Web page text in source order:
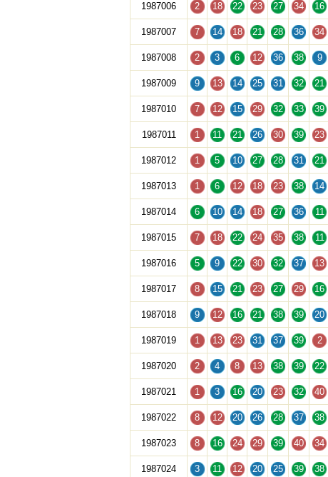
1987006 2 18 22 23 27 34 16
1987007 7 14 18 21 28 36 34
1987008 2 3 6 12 36 38 9
1987009 9 13 14 25 31 32 21
1987010 7 12 15 29 32 33 39
1987011 1 11 21 26 30 39 23
1987012 1 5 10 27 28 31 21
1987013 1 6 12 18 23 38 14
1987014 6 10 14 18 27 36 11
1987015 7 18 22 24 35 38 11
1987016 5 9 22 30 32 37 13
1987017 8 15 21 23 27 29 16
1987018 9 12 16 21 38 39 20
1987019 1 13 23 31 37 39 2
1987020 2 4 8 13 38 39 22
1987021 1 3 16 20 23 32 40
1987022 8 12 20 26 28 37 38
1987023 8 16 24 29 39 40 34
1987024 3 11 12 20 25 39 38